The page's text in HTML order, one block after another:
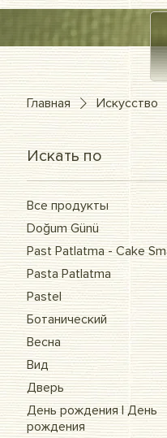
google-site-
Главная Искусство
Искать по
Все продукты
Doğum Günü
Past Patlatma - Cake
Pasta Patlatma
Pastel
Ботанический
Весна
Вид
Дверь
День рождения | День
рождения